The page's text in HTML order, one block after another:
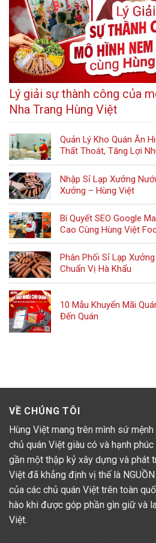
Lý giải sự thành công của mô hình nem nướng
Nha Trang Hùng Việt
Quản Lý Kho Quán Ăn Hiệu Quả: 10 Bí Quyết Giảm
Thất Thoát, Tăng Lợi
Nhập Sỉ Lạp Xưởng Nướng Đá Bắc Ninh Tận
Xưởng – Hùng Việt
Bí Quyết SEO Google Maps Quán Ăn Lên Top Đỉnh
Cao Cùng Hùng Việt
Phân Phối Sỉ Lạp Xưởng Nướng Đá Bình Dương
Chuẩn Vị Hà Khẩu
10 Mẫu Khuyến Mãi Quán Cafe Tăng Lượng Khách
Đến Quán
VỀ CHÚNG TÔI
Hùng Việt mang trên mình sứ
chủ quán Việt giàu có và hạnh phúc
gần một thập kỷ xây dựng và phát
Việt đã khẳng định vị thế là
của các chủ quán Việt trên toàn
hào khi được góp phần gìn giữ và
Việt.